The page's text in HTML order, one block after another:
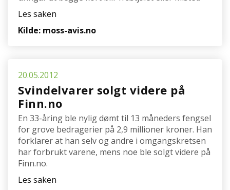
Les saken
Kilde: moss-avis.no
20.05.2012
Svindelvarer solgt videre på
Finn.no
En 33-åring ble nylig dømt til 13 måneders fengsel
for grove bedragerier på 2,9 millioner kroner. Han
forklarer at han selv og andre i omgangskretsen
har forbrukt varene, mens noe ble solgt videre på
Finn.no.
Les saken